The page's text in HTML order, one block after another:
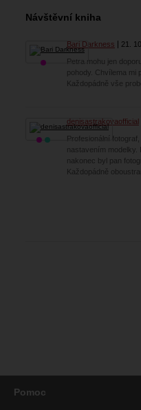
Návštěvní kniha
Bari Darkness 21.
Petra mohu jen
pohody. Chvílema mi
Každopádně vše
denisastrakovaofficial
Profesionální
nastavením modelky.
nakonec byl pan
Každopádně
Pomoc